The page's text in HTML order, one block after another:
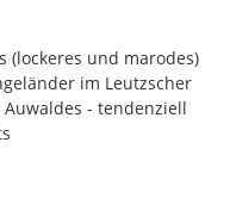
(lockeres und marodes)
im Leutzscher
Auwaldes - tendenziell